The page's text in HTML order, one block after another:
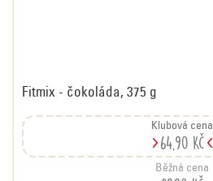
Fitmix - čokoláda, 375 g
Klubová cena
64,90 Kč
Běžná cena